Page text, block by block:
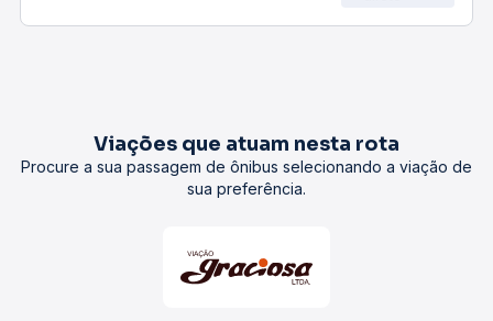
Viações que atuam nesta rota
Procure a sua passagem de ônibus selecionando a viação de
sua preferência.